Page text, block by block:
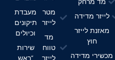
מעבדת
תיקונים
וכיולים
שירות
“ראש
מטר
לייזר
מד
טווח
לייזר
לייזר מדידה
מאזנת לייזר
חוץ
מכשירי מדידה